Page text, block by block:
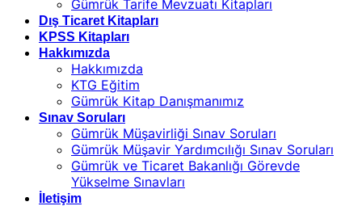
Gümrük Tarife Mevzuatı Kitapları
Dış Ticaret Kitapları
KPSS Kitapları
Hakkımızda
Hakkımızda
KTG Eğitim
Gümrük Kitap Danışmanımız
Sınav Soruları
Gümrük Müşavirliği Sınav Soruları
Gümrük Müşavir Yardımcılığı Sınav Soruları
Gümrük ve Ticaret Bakanlığı Görevde
Yükselme Sınavları
İletişim